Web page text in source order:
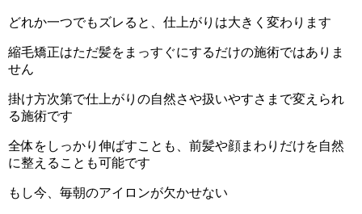
どれか一つでもズレると、仕上がりは大きく変わります
縮毛矯正はただ髪をまっすぐにするだけの施術ではありま
せん
掛け方次第で仕上がりの自然さや扱いやすさまで変えられ
る施術です
全体をしっかり伸ばすことも、前髪や顔まわりだけを自然
に整えることも可能です
もし今、毎朝のアイロンが欠かせない